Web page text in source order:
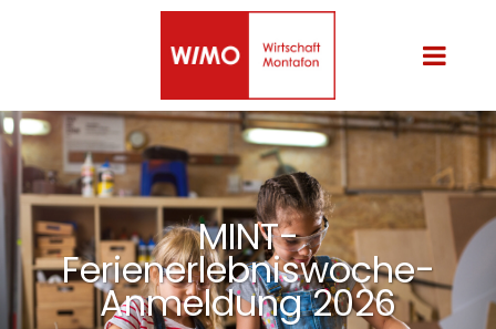
MINT-
Ferienerlebniswoche-
Anmeldung 2026